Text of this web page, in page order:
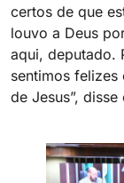
certos de que
louvo a Deus
aqui, deputado.
sentimos felizes
de Jesus”, disse